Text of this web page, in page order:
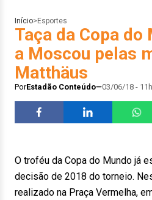
Início> Esportes
Taça da Copa do
a Moscou pelas
Matthäus
PorEstadão Conteúdo 03/06/18 -
O troféu da Copa do Mundo já
decisão de 2018 do torneio.
realizado na Praça Vermelha,